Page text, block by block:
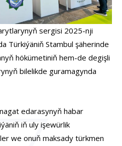
sergisi 2025-nji
Türkiýäniň Stambul şäherinde
hökümetiniň hem-de degişli
bilelikde guramagynda
edarasynyň habar
iň uly işewürlik
we onuň maksady türkmen